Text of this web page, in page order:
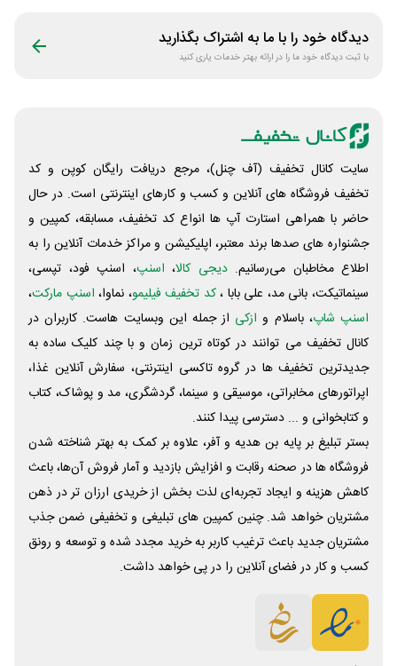
دیدگاه خود را با ما به اشتراک بگذارید
با ثبت دیدگاه خود ما را در ارائه بهتر خدمات یاری کنید
سایت کانال تخفیف (آف چنل)، مرجع دریافت رایگان کوپن و کد
تخفیف فروشگاه های آنلاین و کسب و‌ کارهای اینترنتی است. در حال
حاضر با همراهی استارت آپ ها انواع کد تخفیف، مسابقه، کمپین و
جشنواره های صدها برند معتبر، اپلیکیشن و مراکز خدمات آنلاین را به
اطلاع مخاطبان می‌رسانیم. دیجی کالا، اسنپ، اسنپ فود، تپسی،
سینماتیکت، بانی مد، علی‌ بابا ،کد تخفیف فیلیمو، نماوا، اسنپ مارکت،
اسنپ شاپ، باسلام و ازکی از جمله این وبسایت ‌هاست. کاربران در
کانال تخفیف می توانند در کوتاه ترین زمان و با چند کلیک ساده به
جدیدترین تخفیف ها در گروه تاکسی اینترنتی، سفارش آنلاین غذا،
اپراتورهای مخابراتی، موسیقی و سینما، گردشگری، مد و پوشاک، کتاب
و کتابخوانی و ... دسترسی پیدا کنند.
بستر تبلیغ بر پایه بن هدیه و آفر، علاوه بر کمک به بهتر شناخته شدن
فروشگاه ها در صحنه رقابت و افزایش بازدید و آمار فروش آن‌ها، باعث
کاهش هزینه و ایجاد تجربه‌ای لذت بخش از خریدی ارزان تر در ذهن
مشتریان خواهد شد. چنین کمپین های تبلیغی و تخفیفی ضمن جذب
مشتریان جدید باعث ترغیب کاربر به خرید مجدد شده و توسعه و رونق
کسب و کار در فضای آنلاین را در پی خواهد داشت.